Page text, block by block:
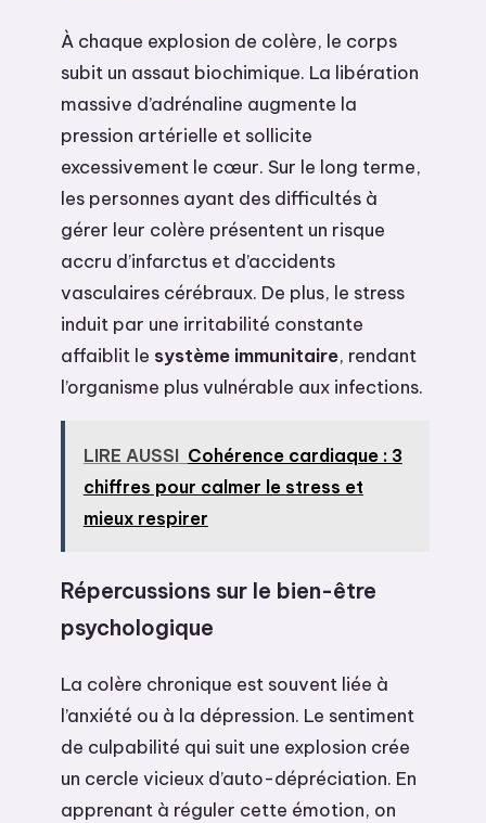
À chaque explosion de colère, le corps
subit un assaut biochimique. La libération
massive d’adrénaline augmente la
pression artérielle et sollicite
excessivement le cœur. Sur le long terme,
les personnes ayant des difficultés à
gérer leur colère présentent un risque
accru d’infarctus et d’accidents
vasculaires cérébraux. De plus, le stress
induit par une irritabilité constante
affaiblit le système immunitaire, rendant
l’organisme plus vulnérable aux infections.
LIRE AUSSI Cohérence cardiaque : 3
chiffres pour calmer le stress et
mieux respirer
Répercussions sur le bien-être
psychologique
La colère chronique est souvent liée à
l’anxiété ou à la dépression. Le sentiment
de culpabilité qui suit une explosion crée
un cercle vicieux d’auto-dépréciation. En
apprenant à réguler cette émotion, on